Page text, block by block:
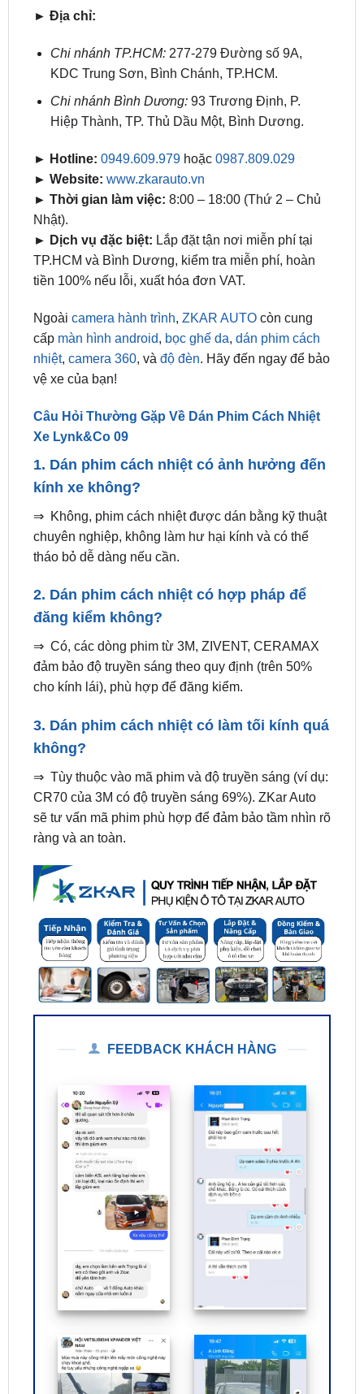
► Địa chỉ:
Chi nhánh TP.HCM:277-279 Đường số 9A,
KDC Trung Sơn, Bình Chánh, TP.HCM.
Chi nhánh Bình Dương:93 Trương Định, P.
Hiệp Thành, TP. Thủ Dầu Một, Bình Dương.
► Hotline: 0949.609.979hoặc 0987.809.029
► Website: www.zkarauto.vn
► Thời gian làm việc: 8:00 – 18:00 (Thứ 2 – Chủ
Nhật).
► Dịch vụ đặc biệt: Lắp đặt tận nơi miễn phí tại
TP.HCM và Bình Dương, kiểm tra miễn phí, hoàn
tiền 100% nếu lỗi, xuất hóa đơn VAT.
Ngoài camera hành trình, ZKAR AUTOcòn cung
cấp màn hình android, bọc ghế da, dán phim cách
nhiệt, camera 360, và độ đèn. Hãy đến ngay để bảo
vệ xe của bạn!
Câu Hỏi Thường Gặp Về Dán Phim Cách Nhiệt
Xe Lynk&Co 09
1. Dán phim cách nhiệt có ảnh hưởng đến
kính xe không?
⇒ Không, phim cách nhiệt được dán bằng kỹ thuật
chuyên nghiệp, không làm hư hại kính và có thể
tháo bỏ dễ dàng nếu cần.
2. Dán phim cách nhiệt có hợp pháp để
đăng kiểm không?
⇒ Có, các dòng phim từ 3M, ZIVENT, CERAMAX
đảm bảo độ truyền sáng theo quy định (trên 50%
cho kính lái), phù hợp để đăng kiểm.
3. Dán phim cách nhiệt có làm tối kính quá
không?
⇒ Tùy thuộc vào mã phim và độ truyền sáng (ví dụ:
CR70 của 3M có độ truyền sáng 69%). ZKar Auto
sẽ tư vấn mã phim phù hợp để đảm bảo tầm nhìn rõ
ràng và an toàn.
FEEDBACK KHÁCH HÀNG